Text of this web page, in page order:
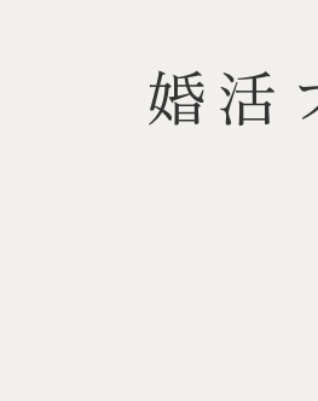
婚活